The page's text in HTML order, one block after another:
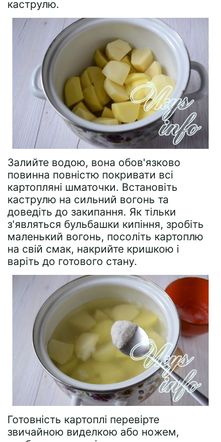
каструлю.
Залийте водою, вона обов'язково
повинна повністю покривати всі
картопляні шматочки. Встановіть
каструлю на сильний вогонь та
доведіть до закипання. Як тільки
з'являться бульбашки кипіння, зробіть
маленький вогонь, посоліть картоплю
на свій смак, накрийте кришкою і
варіть до готового стану.
Готовність картоплі перевірте
звичайною виделкою або ножем,